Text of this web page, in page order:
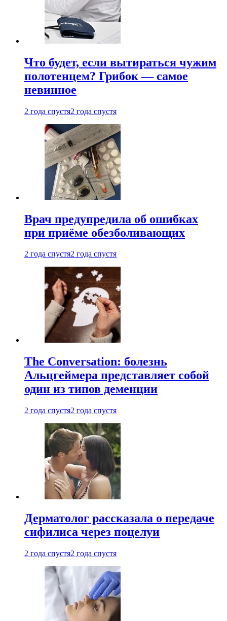
Что будет, если вытираться чужим
полотенцем? Грибок — самое
невинное
2 года спустя2 года спустя
Врач предупредила об ошибках
при приëме обезболивающих
2 года спустя2 года спустя
The Conversation: болезнь
Альцгеймера представляет собой
один из типов деменции
2 года спустя2 года спустя
Дерматолог рассказала о передаче
сифилиса через поцелуи
2 года спустя2 года спустя